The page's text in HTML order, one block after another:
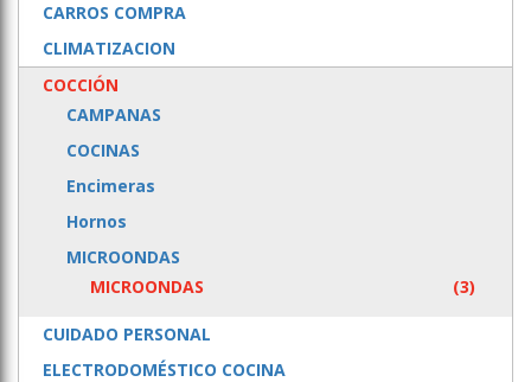
CARROS COMPRA
CLIMATIZACION
COCCIÓN
CAMPANAS
COCINAS
Encimeras
Hornos
MICROONDAS
MICROONDAS
(3)
CUIDADO PERSONAL
ELECTRODOMÉSTICO COCINA